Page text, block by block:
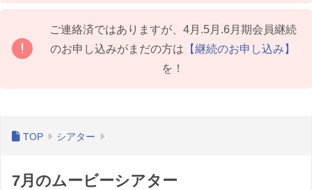
ご連絡済ではありますが、4月.5月.6月期会員継続
のお申し込みがまだの方は 【継続のお申し込み】
を！
シアター
7月のムービーシアター